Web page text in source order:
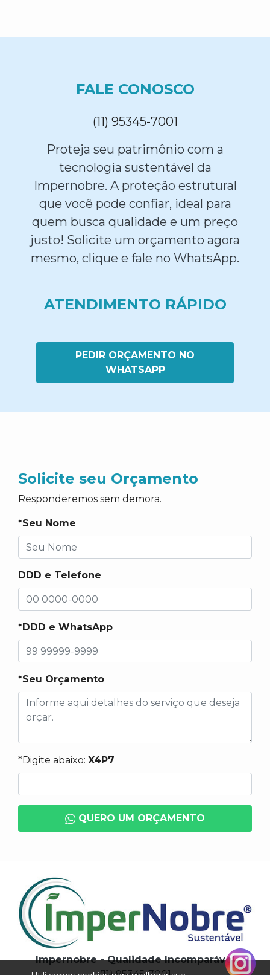
FALE CONOSCO
(11) 95345-7001
Proteja seu patrimônio com a
tecnologia sustentável da
Impernobre. A proteção estrutural
que você pode confiar, ideal para
quem busca qualidade e um preço
justo! Solicite um orçamento agora
mesmo, clique e fale no WhatsApp.
ATENDIMENTO RÁPIDO
PEDIR ORÇAMENTO NO
WHATSAPP
Solicite seu Orçamento
Responderemos sem demora.
*Seu Nome
DDD e Telefone
*DDD e WhatsApp
*Seu Orçamento
*Digite abaixo: X4P7
QUERO UM ORÇAMENTO
Impernobre - Qualidade Incomparável